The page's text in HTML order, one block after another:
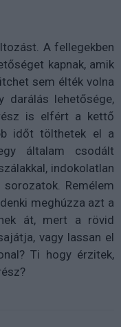
A fellegekben
kapnak, amik
sem élték volna
darálás lehetősége,
is elfért a kettő
időttölthetek el a
általam csodált
indokolatlan
Remélem
meghúzza azt a
át, mert a rövid
vagy lassan el
Ti hogy érzitek,